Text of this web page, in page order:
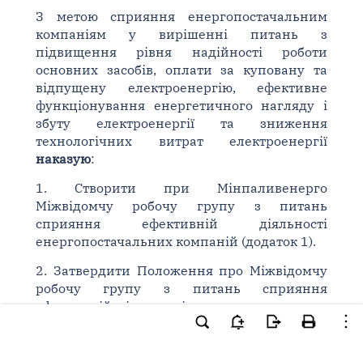
З метою сприяння енергопостачальним
компаніям у вирішенні питань з
підвищення рівня надійності роботи
основних засобів, оплати за куповану та
відпущену електроенергію, ефективне
функціонування енергетичного нагляду і
збуту електроенергії та зниження
технологічних витрат електроенергії
наказую:
1. Створити при Мінпаливенерго
Міжвідомчу робочу групу з питань
сприяння ефективній діяльності
енергопостачальних компаній (додаток 1).
2. Затвердити Положення про Міжвідомчу
робочу групу з питань сприяння
ефективній діяльності енергопостачальних